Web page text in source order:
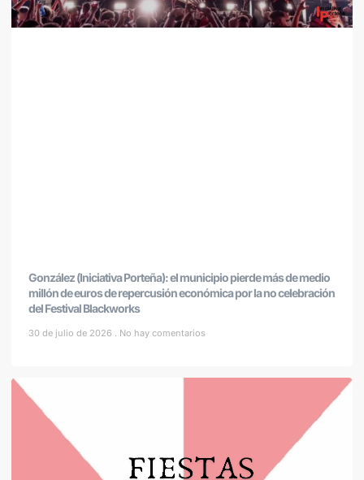
González (Iniciativa Porteña): el municipio pierde más de medio
millón de euros de repercusión económica por la no celebración
del Festival Blackworks
30 de julio de 2026 No hay comentarios